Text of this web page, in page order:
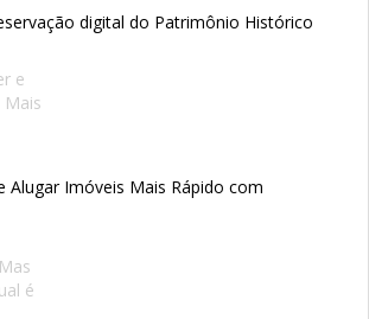
digital do Patrimônio Histórico
Alugar Imóveis Mais Rápido com